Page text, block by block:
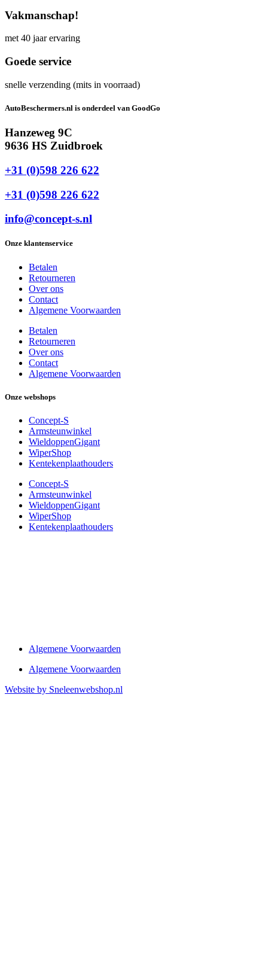
Vakmanschap!
met 40 jaar ervaring
Goede service
snelle verzending (mits in voorraad)
AutoBeschermers.nl is onderdeel van GoodGo
Hanzeweg 9C
9636 HS Zuidbroek
+31 (0)598 226 622
+31 (0)598 226 622
info@concept-s.nl
Onze klantenservice
Betalen
Retourneren
Over ons
Contact
Algemene Voorwaarden
Betalen
Retourneren
Over ons
Contact
Algemene Voorwaarden
Onze webshops
Concept-S
Armsteunwinkel
WieldoppenGigant
WiperShop
Kentekenplaathouders
Concept-S
Armsteunwinkel
WieldoppenGigant
WiperShop
Kentekenplaathouders
Algemene Voorwaarden
Algemene Voorwaarden
Website by Sneleenwebshop.nl